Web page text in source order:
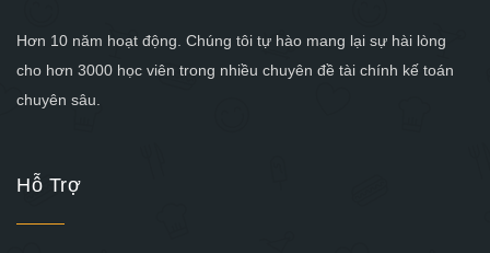
Hơn 10 năm hoạt động. Chúng tôi tự hào mang lại sự hài lòng
cho hơn 3000 học viên trong nhiều chuyên đề tài chính kế toán
chuyên sâu.
Hỗ Trợ